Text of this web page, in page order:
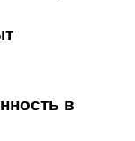
в